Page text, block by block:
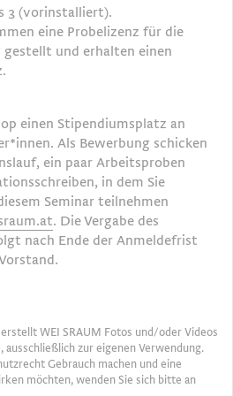
3 (vorinstalliert).
eine Probelizenz für die
und erhalten einen
einen Stipendiumsplatz an
Als Bewerbung schicken
ein paar Arbeitsproben
in dem Sie
Seminar teilnehmen
. Die Vergabe des
nach Ende der Anmeldefrist
WEI SRAUM Fotos und/oder Videos
zur eigenen Verwendung.
Gebrauch machen und eine
möchten, wenden Sie sich bitte an